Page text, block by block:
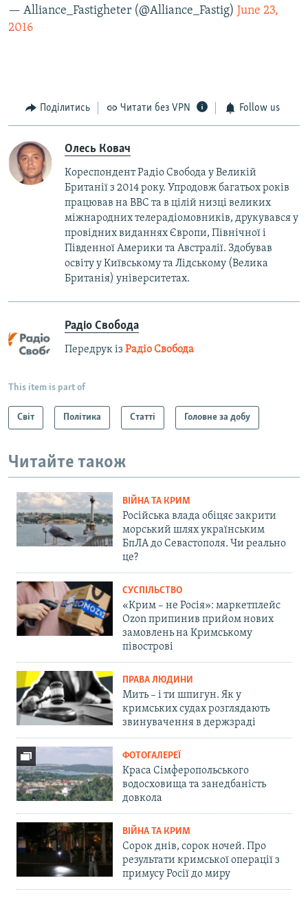
— Alliance_Fastigheter (@Alliance_Fastig) June 23,
2016
Поділитись Читати без VPN Follow us
Олесь Ковач
Кореспондент Радіо Свобода у Великій
Британії з 2014 року. Упродовж багатьох років
працював на BBC та в цілій низці великих
міжнародних телерадіомовників, друкувався у
провідних виданнях Європи, Північної і
Південної Америки та Австралії. Здобував
освіту у Київському та Лідському (Велика
Британія) університетах.
Радіо Свобода
Передрук із Радіо Свобода
This item is part of
Світ Політика Статті Головне за добу
Читайте також
ВІЙНА ТА КРИМ
Російська влада обіцяє закрити
морський шлях українським
БпЛА до Севастополя. Чи реально
це?
СУСПІЛЬСТВО
«Крим – не Росія»: маркетплейс
Ozon припинив прийом нових
замовлень на Кримському
півострові
ПРАВА ЛЮДИНИ
Мить – і ти шпигун. Як у
кримських судах розглядають
звинувачення в держзраді
ФОТОГАЛЕРЕЇ
Краса Сімферопольського
водосховища та занедбаність
довкола
ВІЙНА ТА КРИМ
Сорок днів, сорок ночей. Про
результати кримської операції з
примусу Росії до миру